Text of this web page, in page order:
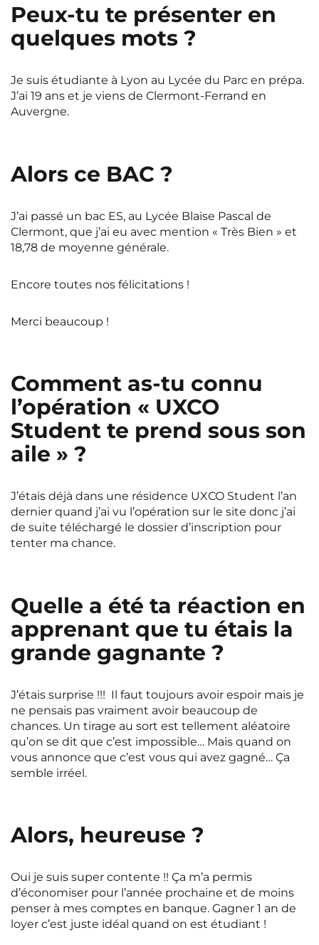
Peux-tu te présenter en
quelques mots ?
Je suis étudiante à Lyon au Lycée du Parc en prépa.
J’ai 19 ans et je viens de Clermont-Ferrand en
Auvergne.
Alors ce BAC ?
J’ai passé un bac ES, au Lycée Blaise Pascal de
Clermont, que j’ai eu avec mention « Très Bien » et
18,78 de moyenne générale.
Encore toutes nos félicitations !
Merci beaucoup !
Comment as-tu connu
l’opération « UXCO
Student te prend sous son
aile » ?
J’étais déjà dans une résidence UXCO Student l’an
dernier quand j’ai vu l’opération sur le site donc j’ai
de suite téléchargé le dossier d’inscription pour
tenter ma chance.
Quelle a été ta réaction en
apprenant que tu étais la
grande gagnante ?
J’étais surprise !!! Il faut toujours avoir espoir mais je
ne pensais pas vraiment avoir beaucoup de
chances. Un tirage au sort est tellement aléatoire
qu’on se dit que c’est impossible… Mais quand on
vous annonce que c’est vous qui avez gagné… Ça
semble irréel.
Alors, heureuse ?
Oui je suis super contente !! Ça m’a permis
d’économiser pour l’année prochaine et de moins
penser à mes comptes en banque. Gagner 1 an de
loyer c’est juste idéal quand on est étudiant !